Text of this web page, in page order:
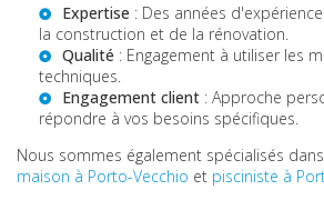
Expertise : Des années
la construction et de la rénovation.
Qualité : Engagement à utiliser les
techniques.
Engagement client : Approche
répondre à vos besoins spécifiques.
Nous sommes également spécialisés
maison à Porto-Vecchio et pisciniste à